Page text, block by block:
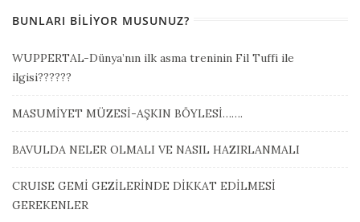
BUNLARI BILIYOR MUSUNUZ?
WUPPERTAL-Dünya’nın ilk asma treninin Fil Tuffi ile
ilgisi??????
MASUMİYET MÜZESİ-AŞKIN BÖYLESİ…….
BAVULDA NELER OLMALI VE NASIL HAZIRLANMALI
CRUISE GEMİ GEZİLERİNDE DİKKAT EDİLMESİ
GEREKENLER